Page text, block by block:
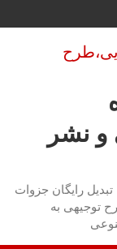
نشر
رایگان جزوات
توجیهی به